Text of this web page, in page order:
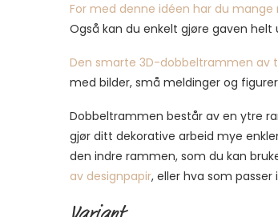
For med denne idéen har du
Også kan du enkelt gjøre gaven helt
Den smarte 3D-dobbeltrammen av
med bilder, små meldinger og
Dobbeltrammen består av en ytre
gjør ditt dekorative arbeid mye
den indre rammen, som du kan
av designpapir, eller hva som